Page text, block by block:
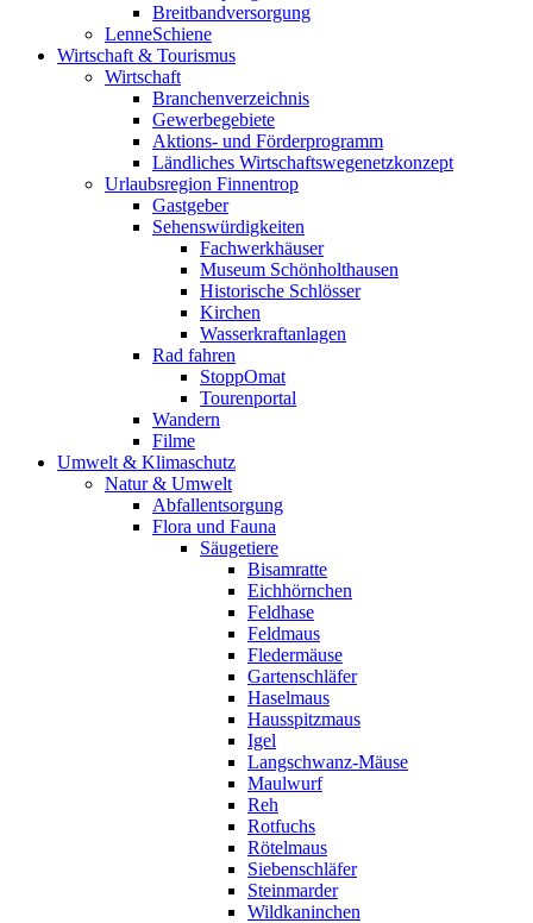
Breitbandversorgung
LenneSchiene
Wirtschaft & Tourismus
Wirtschaft
Branchenverzeichnis
Gewerbegebiete
Aktions- und Förderprogramm
Ländliches Wirtschaftswegenetzkonzept
Urlaubsregion Finnentrop
Gastgeber
Sehenswürdigkeiten
Fachwerkhäuser
Museum Schönholthausen
Historische Schlösser
Kirchen
Wasserkraftanlagen
Rad fahren
StoppOmat
Tourenportal
Wandern
Filme
Umwelt & Klimaschutz
Natur & Umwelt
Abfallentsorgung
Flora und Fauna
Säugetiere
Bisamratte
Eichhörnchen
Feldhase
Feldmaus
Fledermäuse
Gartenschläfer
Haselmaus
Hausspitzmaus
Igel
Langschwanz-Mäuse
Maulwurf
Reh
Rotfuchs
Rötelmaus
Siebenschläfer
Steinmarder
Wildkaninchen